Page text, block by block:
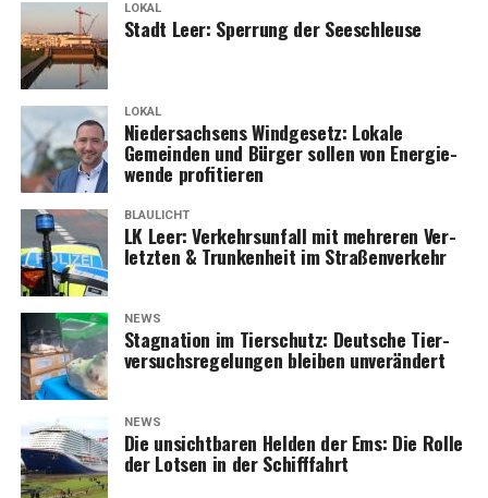
LOKAL
Stadt Leer: Sper­rung der Seeschleuse
LOKAL
Nie­der­sach­sens Wind­ge­setz: Loka­le
Gemein­den und Bür­ger sol­len von Ener­gie­
wen­de profitieren
BLAULICHT
LK Leer: Ver­kehrs­un­fall mit meh­re­ren Ver­
letz­ten & Trun­ken­heit im Straßenverkehr
NEWS
Sta­gna­ti­on im Tier­schutz: Deut­sche Tier­
ver­suchs­re­ge­lun­gen blei­ben unverändert
NEWS
Die unsicht­ba­ren Hel­den der Ems: Die Rol­le
der Lot­sen in der Schifffahrt